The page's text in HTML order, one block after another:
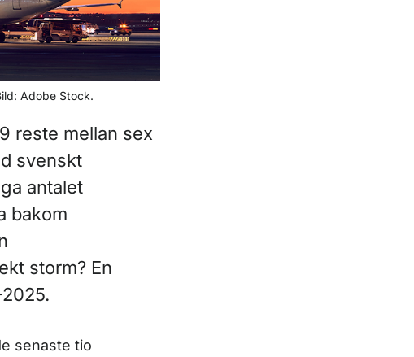
Adobe Stock.
reste mellan sex
svenskt
antalet
bakom
storm? En
senaste tio